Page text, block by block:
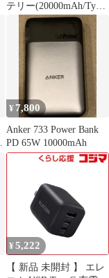
テリー(20000mAh/Type-
C×2+USB-A)
¥ 7,800
Anker 733 Power Bank
PD 65W 10000mAh
¥ 5,222
【 新品 未開封 】 エレ